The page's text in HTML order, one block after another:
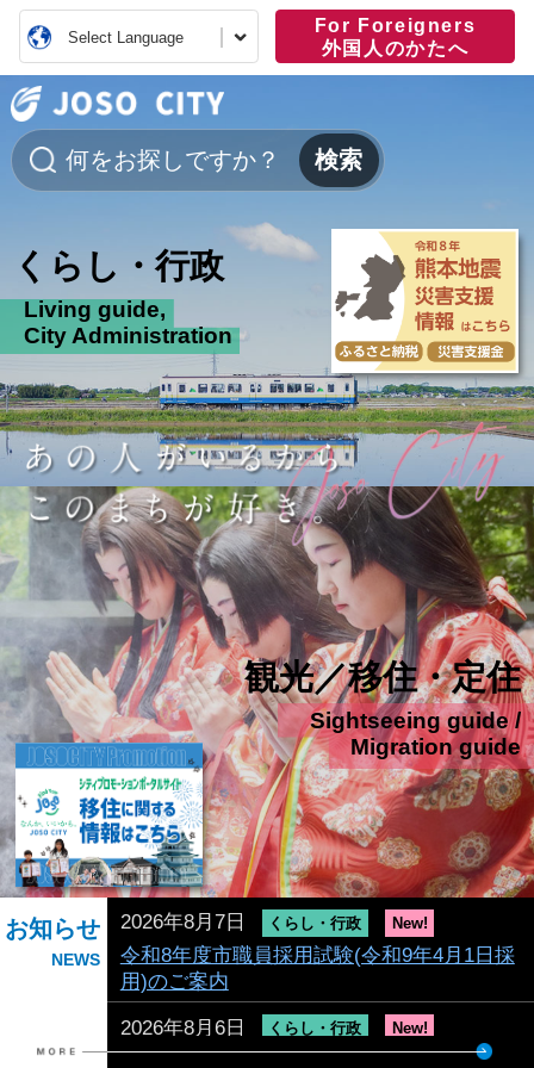
Select Language
For Foreigners
外国人のかたへ
くらし・行政
Living guide,
City Administration
観光／移住・定住
Sightseeing guide /
Migration guide
お知らせ
NEWS
2026年8月7日 くらし・行政 New!
令和8年度市職員採用試験(令和9年4月1日採
用)のご案内
2026年8月6日
くらし・行政 New!
8月・9月・10月の集団検診（総合検診・一